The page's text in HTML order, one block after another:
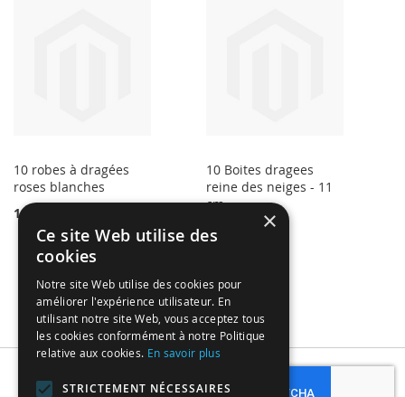
10 robes à dragées
roses blanches
18,99 €
10 Boites dragees
reine des neiges - 11
cm
18,00 €
Subscribe
×
Ce site Web utilise des
cookies
Notre site Web utilise des cookies pour
améliorer l'expérience utilisateur. En
utilisant notre site Web, vous acceptez tous
les cookies conformément à notre Politique
relative aux cookies. En savoir plus
STRICTEMENT NÉCESSAIRES